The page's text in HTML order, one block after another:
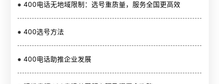
400电话无地域限制：选号重质量，服务全国更高效
400选号方法
400电话助推企业发展